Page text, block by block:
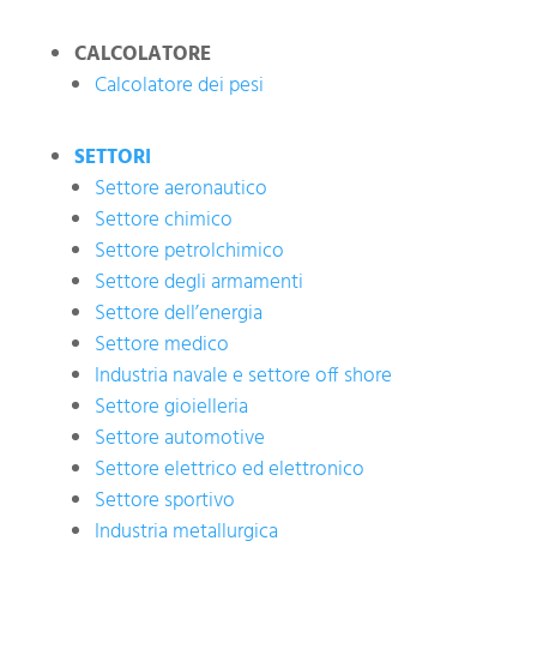
CALCOLATORE
Calcolatore dei pesi
SETTORI
Settore aeronautico
Settore chimico
Settore petrolchimico
Settore degli armamenti
Settore dell’energia
Settore medico
Industria navale e settore off shore
Settore gioielleria
Settore automotive
Settore elettrico ed elettronico
Settore sportivo
Industria metallurgica